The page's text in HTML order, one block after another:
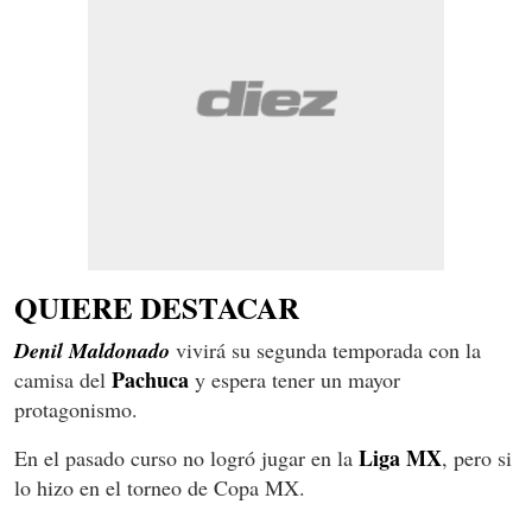
QUIERE DESTACAR
Denil Maldonado vivirá su segunda temporada con la
camisa del Pachuca y espera tener un mayor
protagonismo.
En el pasado curso no logró jugar en la Liga MX, pero si
lo hizo en el torneo de Copa MX.